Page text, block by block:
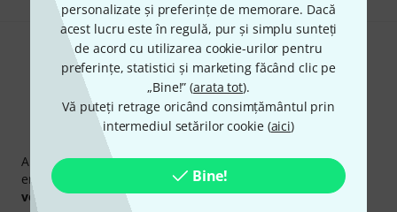
personalizate și preferințe de memorare. Dacă
acest lucru este în regulă, pur și simplu sunteți
de acord cu utilizarea cookie-urilor pentru
preferințe, statistici și marketing făcând clic pe
„Bine!” (arata tot).
Vă puteți retrage oricând consimțământul prin
intermediul setărilor cookie (aici)
Bine!
Newsletter Thomann
Abonați-vă la buletinul informativ Thomann în limba
engleză și, cu puțin noroc, puteți câștiga unul dintre
50
vouchereleîn valoare de50 €fiecare!